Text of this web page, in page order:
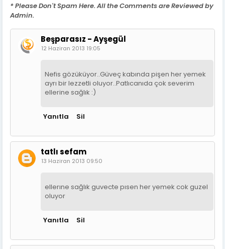
* Please Don't Spam Here. All the Comments are Reviewed by
Admin.
Beşparasız - Ayşegül
12 Haziran 2013 19:05
Nefis gözüküyor..Güveç kabında pişen her yemek
ayrı bir lezzetli oluyor..Patlıcanıda çok severim
ellerine sağlık :)
Yanıtla Sil
tatlı sefam
13 Haziran 2013 09:50
ellerıne sağlık guvecte pısen her yemek cok guzel
oluyor
Yanıtla Sil